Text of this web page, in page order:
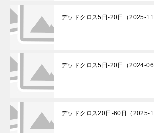
デッドクロス5日-20日（2025-11-
デッドクロス5日-20日（2024-06-
デッドクロス20日-60日（2025-